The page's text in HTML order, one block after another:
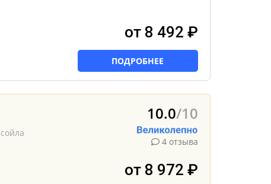
от 8 492 ₽
ПОДРОБНЕЕ
10.0/10
4 отзыва
от 8 972 ₽